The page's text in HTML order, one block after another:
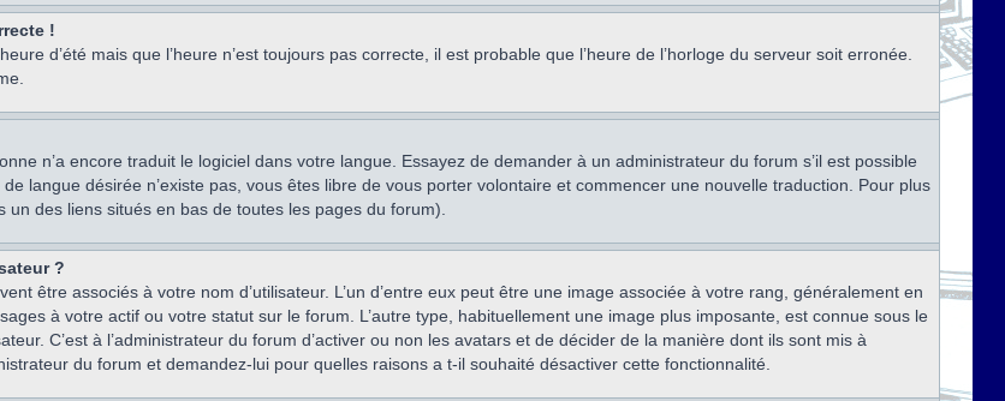
!
d’été mais que l’heure n’est toujours pas correcte, il est probable que l’heure de l’horloge du serveur soit erronée.
n’a encore traduit le logiciel dans votre langue. Essayez de demander à un administrateur du forum s’il est possible
langue désirée n’existe pas, vous êtes libre de vous porter volontaire et commencer une nouvelle traduction. Pour plus
des liens situés en bas de toutes les pages du forum).
?
être associés à votre nom d’utilisateur. L’un d’entre eux peut être une image associée à votre rang, généralement en
à votre actif ou votre statut sur le forum. L’autre type, habituellement une image plus imposante, est connue sous le
C’est à l’administrateur du forum d’activer ou non les avatars et de décider de la manière dont ils sont mis à
du forum et demandez-lui pour quelles raisons a t-il souhaité désactiver cette fonctionnalité.